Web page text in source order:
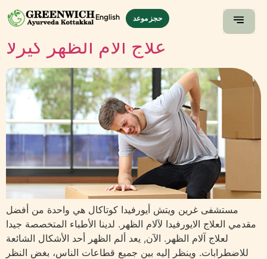
English حجز موعد
علاج آلام الظهر كيرلا
مستشفى غرين ويتش أيورفيدا كوتاكال هي واحدة من أفضل
مقدمي العلاج الايورفيدا لآلام الظهر. لدينا الأطباء المتخصصة جيدا
لعلاج آلام الظهر. الآن, يعد ألم الظهر أحد الأشكال الشائعة
للاضطرابات. وينظر إليه بين جميع قطاعات الناس، بغض النظر